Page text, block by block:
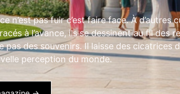
pas fuir c’est faire face. À d’autres
à l’avance, ils se dessinent au fil des
des souvenirs. Il laisse des cicatrices
perception du monde.